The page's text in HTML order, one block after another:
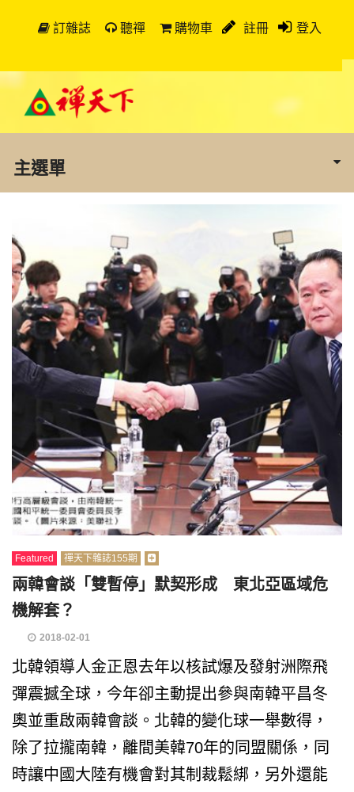
訂雜誌 聽禪 購物車 註冊 登入
主選單
Featured 禪天下雜誌155期
兩韓會談「雙暫停」默契形成 東北亞區域危
機解套？
2018-02-01
北韓領導人金正恩去年以核試爆及發射洲際飛
彈震撼全球，今年卻主動提出參與南韓平昌冬
奧並重啟兩韓會談。北韓的變化球一舉數得，
除了拉攏南韓，離間美韓70年的同盟關係，同
時讓中國大陸有機會對其制裁鬆綁，另外還能